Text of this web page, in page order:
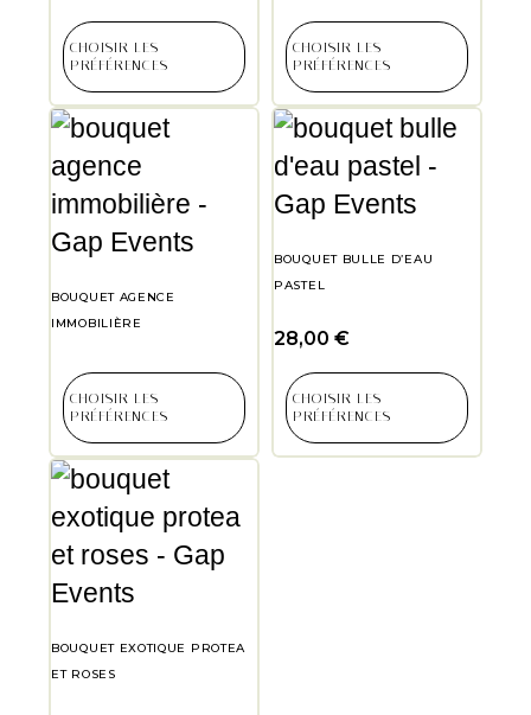
CHOISIR LES
PRÉFÉRENCES
CHOISIR LES
PRÉFÉRENCES
BOUQUET AGENCE
IMMOBILIÈRE
CHOISIR LES
PRÉFÉRENCES
BOUQUET BULLE D’EAU
PASTEL
28,00 €
CHOISIR LES
PRÉFÉRENCES
BOUQUET EXOTIQUE PROTEA
ET ROSES